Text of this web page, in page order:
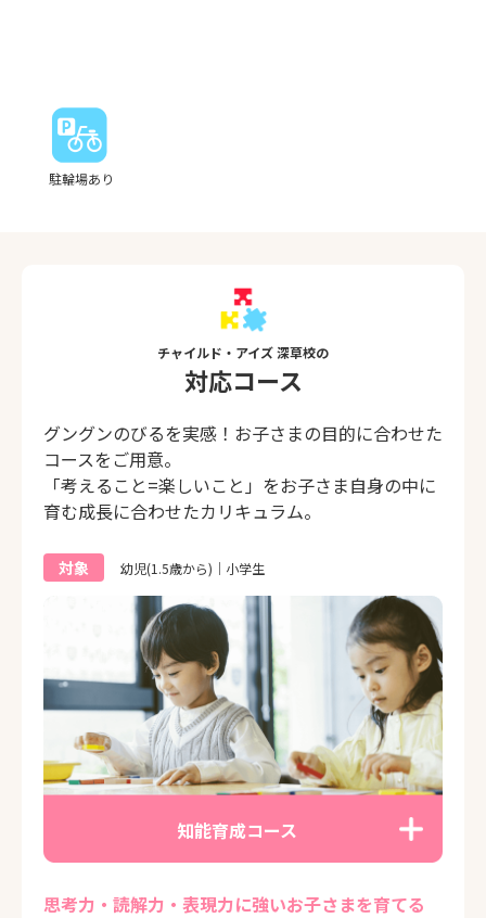
駐輪場あり
チャイルド・アイズ 深草校の
対応コース
グングンのびるを実感！お子さまの目的に合わせた
コースをご用意。
「考えること=楽しいこと」をお子さま自身の中に
育む成長に合わせたカリキュラム。
対象 幼児(1.5歳から)｜小学生
知能育成コース
思考力・読解力・表現力に強いお子さまを育てる